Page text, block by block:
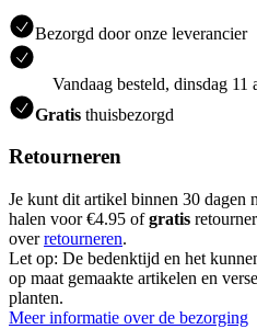
Bezorgd door onze leverancier
Vandaag besteld, dinsdag 11
Gratis thuisbezorgd
Retourneren
Je kunt dit artikel binnen 30 dagen
halen voor €4.95 ofgratis
overretourneren.
Let op: De bedenktijd en het
op maat gemaakte artikelen en
planten.
Meer informatie over de bezorging